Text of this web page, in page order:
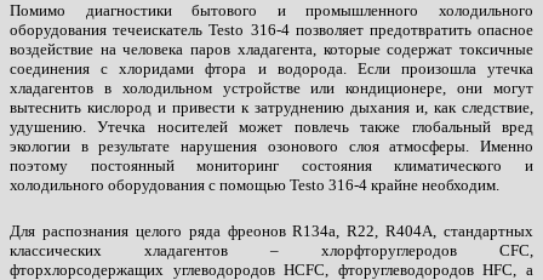
Помимо диагностики бытового и промышленного холодильного
оборудования течеискатель Testo 316-4 позволяет предотвратить опасное
воздействие на человека паров хладагента, которые содержат токсичные
соединения с хлоридами фтора и водорода. Если произошла утечка
хладагентов в холодильном устройстве или кондиционере, они могут
вытеснить кислород и привести к затруднению дыхания и, как следствие,
удушению. Утечка носителей может повлечь также глобальный вред
экологии в результате нарушения озонового слоя атмосферы. Именно
поэтому постоянный мониторинг состояния климатического и
холодильного оборудования с помощью Testo 316-4 крайне необходим.
Для распознания целого ряда фреонов R134a, R22, R404A, стандартных
классических хладагентов – хлорфторуглеродов CFC,
фторхлорсодержащих углеводородов HCFC, фторуглеводородов HFC, а